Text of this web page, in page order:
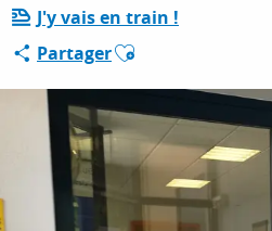
ESPACE PRO
J'y vais en train !
PartagerAjouter aux favoris